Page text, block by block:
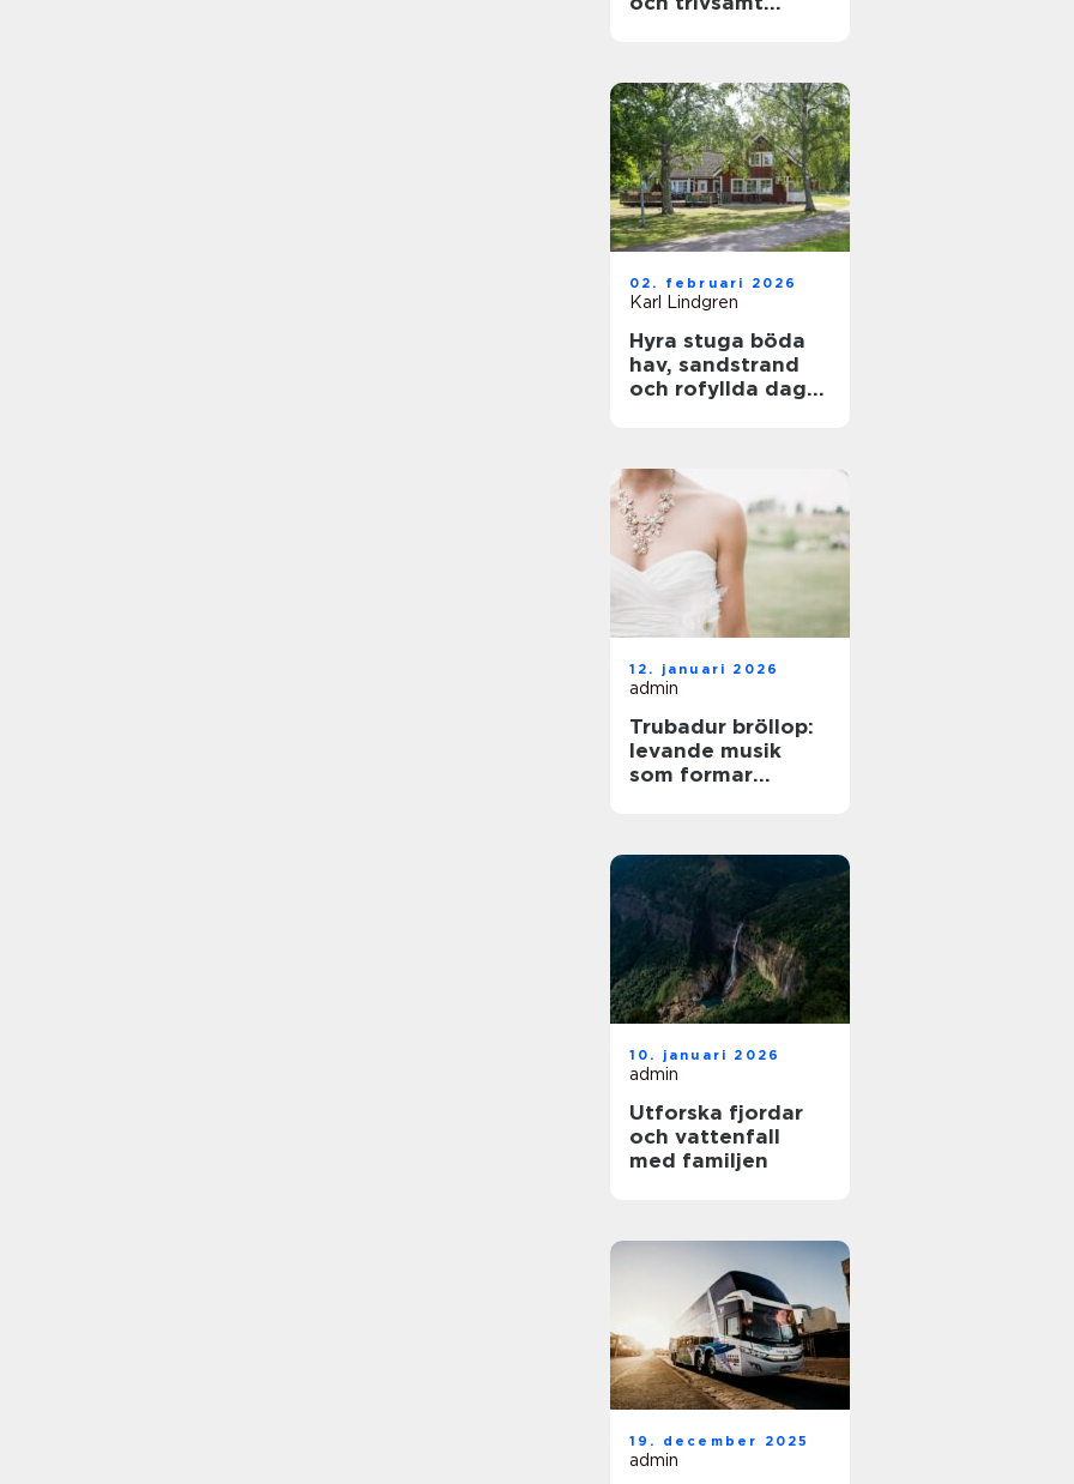
02. februari 2026
Karl Lindgren
Hyra stuga böda
hav, sandstrand
och rofyllda dagar
12. januari 2026
admin
Trubadur bröllop:
levande musik
som formar
10. januari 2026
admin
Utforska fjordar
och vattenfall
med familjen
19. december 2025
admin